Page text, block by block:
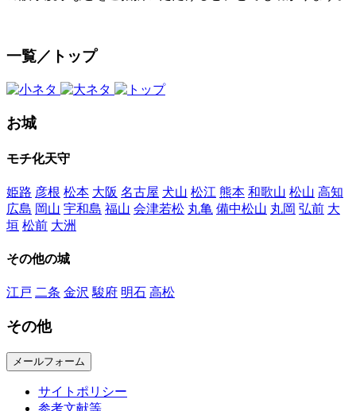
一覧／トップ
お城
モチ化天守
姫路 彦根 松本 大阪 名古屋 犬山 松江 熊本 和歌山 松山 高知
広島 岡山 宇和島 福山 会津若松 丸亀 備中松山 丸岡 弘前 大
垣 松前 大洲
その他の城
江戸 二条 金沢 駿府 明石 高松
その他
メールフォーム
サイトポリシー
参考文献等